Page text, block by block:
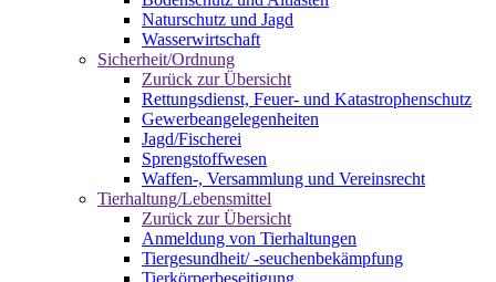
Naturschutz und Jagd
Wasserwirtschaft
Sicherheit/Ordnung
Zurück zur Übersicht
Rettungsdienst, Feuer- und Katastrophenschutz
Gewerbeangelegenheiten
Jagd/Fischerei
Sprengstoffwesen
Waffen-, Versammlung und Vereinsrecht
Tierhaltung/Lebensmittel
Zurück zur Übersicht
Anmeldung von Tierhaltungen
Tiergesundheit/ -seuchenbekämpfung
Tierkörperbeseitigung